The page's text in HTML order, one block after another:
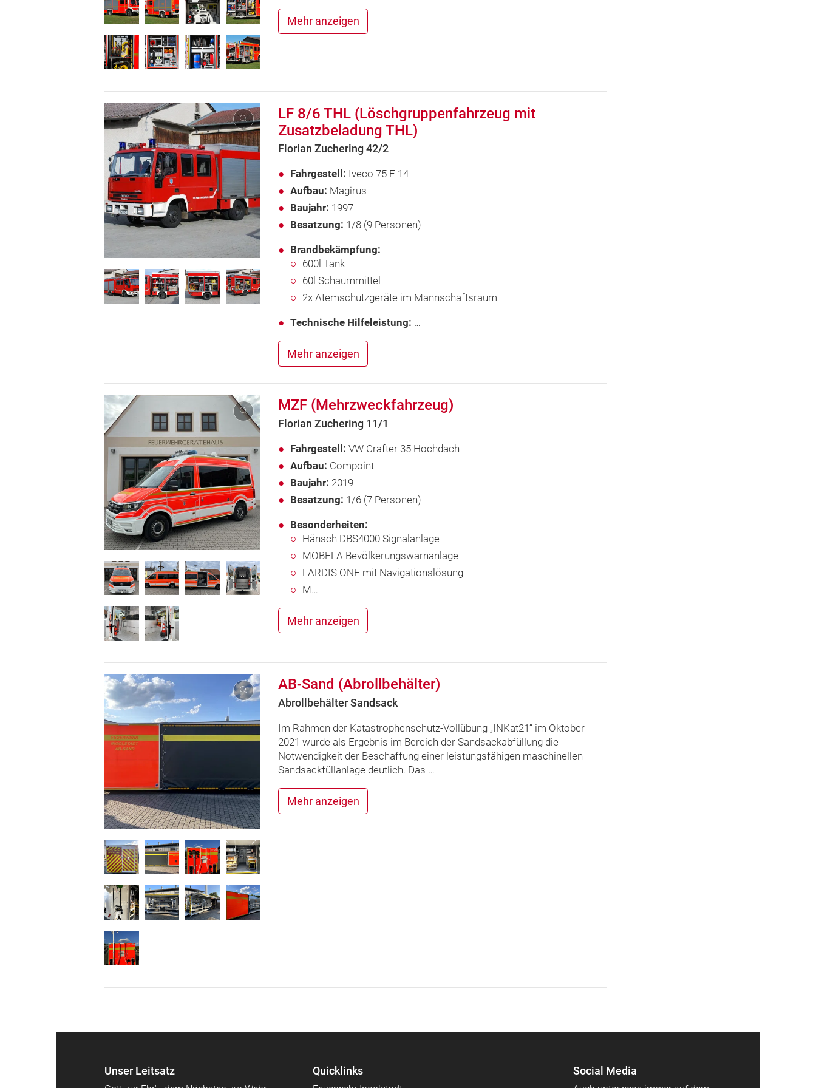
Mehr anzeigen
LF 8/6 THL (Löschgruppenfahrzeug mit
Zusatzbeladung THL)
Florian Zuchering 42/2
Fahrgestell: Iveco 75 E 14
Aufbau: Magirus
Baujahr: 1997
Besatzung: 1/8 (9 Personen)
Brandbekämpfung:
600l Tank
60l Schaummittel
2x Atemschutzgeräte im Mannschaftsraum
Technische Hilfeleistung: …
Mehr anzeigen
MZF (Mehrzweckfahrzeug)
Florian Zuchering 11/1
Fahrgestell: VW Crafter 35 Hochdach
Aufbau: Compoint
Baujahr: 2019
Besatzung: 1/6 (7 Personen)
Besonderheiten:
Hänsch DBS4000 Signalanlage
MOBELA Bevölkerungswarnanlage
LARDIS ONE mit Navigationslösung
M…
Mehr anzeigen
AB-Sand (Abrollbehälter)
Abrollbehälter Sandsack
Im Rahmen der Katastrophenschutz-Vollübung „INKat21“ im Oktober
2021 wurde als Ergebnis im Bereich der Sandsackabfüllung die
Notwendigkeit der Beschaffung einer leistungsfähigen maschinellen
Sandsackfüllanlage deutlich. Das …
Mehr anzeigen
Unser Leitsatz Quicklinks Social Media